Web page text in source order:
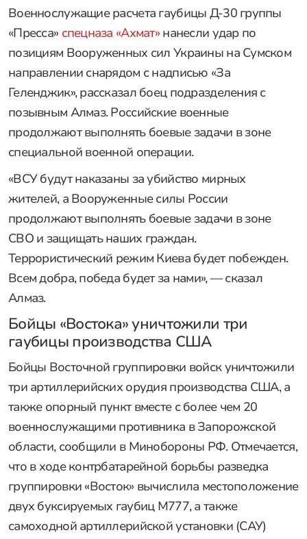
Военнослужащие расчета гаубицы Д-30 группы
«Пресса» спецназа «Ахмат» нанесли удар по
позициям Вооруженных сил Украины на Сумском
направлении снарядом с надписью «За
Геленджик», рассказал боец подразделения с
позывным Алмаз. Российские военные
продолжают выполнять боевые задачи в зоне
специальной военной операции.
«ВСУ будут наказаны за убийство мирных
жителей, а Вооруженные силы России
продолжают выполнять боевые задачи в зоне
СВО и защищать наших граждан.
Террористический режим Киева будет побежден.
Всем добра, победа будет за нами», — сказал
Алмаз.
Бойцы «Востока» уничтожили три
гаубицы производства США
Бойцы Восточной группировки войск уничтожили
три артиллерийских орудия производства США, а
также опорный пункт вместе с более чем 20
военнослужащими противника в Запорожской
области, сообщили в Минобороны РФ. Отмечается,
что в ходе контрбатарейной борьбы разведка
группировки «Восток» вычислила местоположение
двух буксируемых гаубиц M777, а также
самоходной артиллерийской установки (САУ)